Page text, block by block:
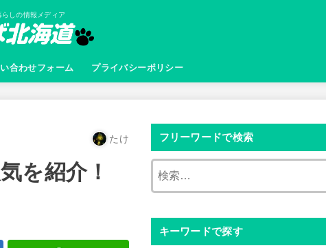
しの情報メディア
合わせフォーム プライバシーポリシー
たけ
を紹介！
フリーワードで検索
キーワードで探す